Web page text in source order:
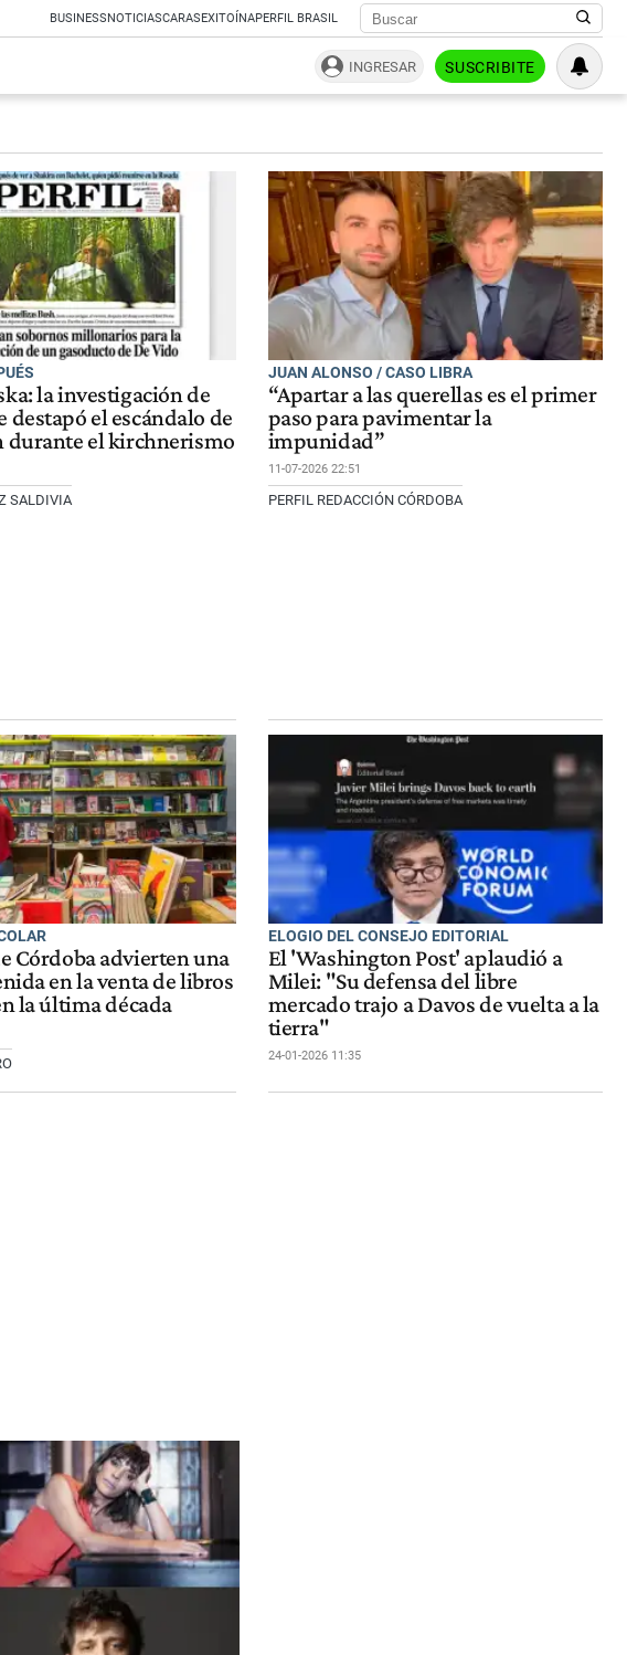
BUSINESSNOTICIASCARASEXITOÍNAPERFIL BRASIL
INGRESAR SUSCRIBITE
la investigación de
destapó el escándalo de
durante el kirchnerismo
SALDIVIA
JUAN ALONSO / CASO LIBRA
“Apartar a las querellas es el primer
paso para pavimentar la
impunidad”
11-07-2026 22:51
PERFIL REDACCIÓN CÓRDOBA
Córdoba advierten una
en la venta de libros
la última década
ELOGIO DEL CONSEJO EDITORIAL
El 'Washington Post' aplaudió a
Milei: "Su defensa del libre
mercado trajo a Davos de vuelta a la
tierra"
24-01-2026 11:35